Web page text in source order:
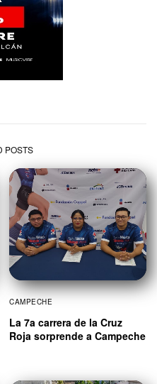
POSTS
CAMPECHE
La 7a carrera de la Cruz
Roja sorprende a Campeche